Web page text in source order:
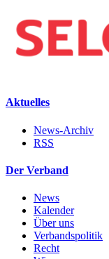
Aktuelles
News-Archiv
RSS
Der Verband
News
Kalender
Über uns
Verbandspolitik
Recht